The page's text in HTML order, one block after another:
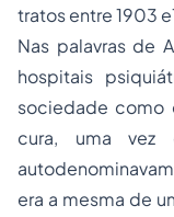
tratos entre 1903
Nas palavras de
hospitais
sociedade como
cura, uma vez
era a mesma de